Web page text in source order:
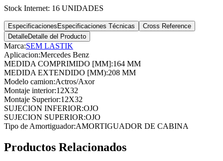
Stock Internet: 16 UNIDADES
Especificaciones Especificaciones Técnicas
Cross Reference
DetalleDetalle del Producto
Marca:SEM LASTIK
Aplicacion:Mercedes Benz
MEDIDA COMPRIMIDO [MM]:164 MM
MEDIDA EXTENDIDO [MM):208 MM
Modelo camion:Actros/Axor
Montaje interior:12X32
Montaje Superior:12X32
SUJECION INFERIOR:OJO
SUJECION SUPERIOR:OJO
Tipo de Amortiguador:AMORTIGUADOR DE CABINA
Productos Relacionados